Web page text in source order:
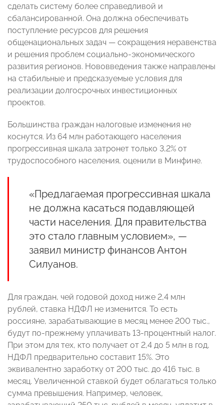
сделать систему более справедливой и
сбалансированной. Она должна обеспечивать
поступление ресурсов для решения
общенациональных задач — сокращения неравенства
и решения проблем социально-экономического
развития регионов. Нововведения также направлены
на стабильные и предсказуемые условия для
реализации долгосрочных инвестиционных
проектов.
Большинства граждан налоговые изменения не
коснутся. Из 64 млн работающего населения
прогрессивная шкала затронет только 3,2% от
трудоспособного населения, оценили в Минфине.
«Предлагаемая прогрессивная шкала
не должна касаться подавляющей
части населения. Для правительства
это стало главным условием», —
заявил министр финансов Антон
Силуанов.
Для граждан, чей годовой доход ниже 2,4 млн
рублей, ставка НДФЛ не изменится. То есть
россияне, зарабатывающие в месяц менее 200 тыс.,
будут по-прежнему уплачивать 13-процентный налог.
При этом для тех, кто получает от 2,4 до 5 млн в год,
НДФЛ предварительно составит 15%. Это
эквивалентно заработку от 200 тыс. до 416 тыс. в
месяц. Увеличенной ставкой будет облагаться только
сумма превышения. Например, человек,